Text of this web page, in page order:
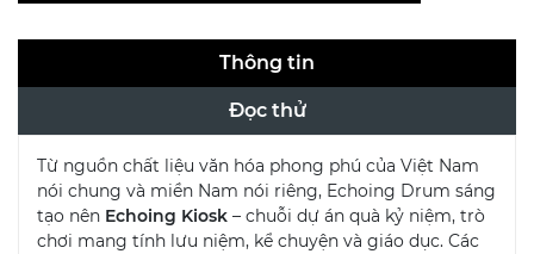
Thông tin
Đọc thử
Từ nguồn chất liệu văn hóa phong phú của Việt Nam
nói chung và miền Nam nói riêng, Echoing Drum sáng
tạo nên Echoing Kiosk – chuỗi dự án quà kỷ niệm, trò
chơi mang tính lưu niệm, kể chuyện và giáo dục. Các